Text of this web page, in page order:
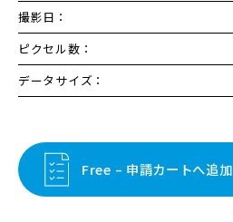
撮影日：
ピクセル数：
データサイズ：
Free – 申請カートへ追加